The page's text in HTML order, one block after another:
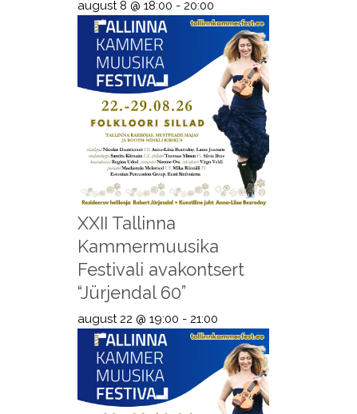
august 8 @ 18:00 - 20:00
XXII Tallinna
Kammermuusika
Festivali avakontsert
“Jürjendal 60”
august 22 @ 19:00 - 21:00